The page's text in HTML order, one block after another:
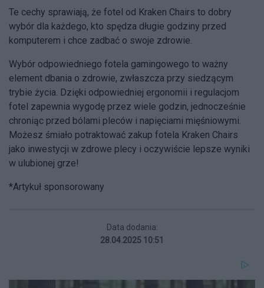
Te cechy sprawiają, że fotel od Kraken Chairs to dobry
wybór dla każdego, kto spędza długie godziny przed
komputerem i chce zadbać o swoje zdrowie.
Wybór odpowiedniego fotela gamingowego to ważny
element dbania o zdrowie, zwłaszcza przy siedzącym
trybie życia. Dzięki odpowiedniej ergonomii i regulacjom
fotel zapewnia wygodę przez wiele godzin, jednocześnie
chroniąc przed bólami pleców i napięciami mięśniowymi.
Możesz śmiało potraktować zakup fotela Kraken Chairs
jako inwestycji w zdrowe plecy i oczywiście lepsze wyniki
w ulubionej grze!
*Artykuł sponsorowany
Data dodania:
28.04.2025 10:51